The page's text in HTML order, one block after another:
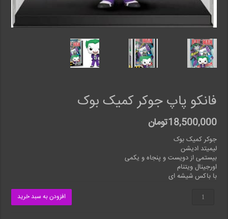
فانکو پاپ جوکر کمیک بوک
18,500,000تومان
جوکر کمیک بوک
لیمیتد ادیشن
بیستمی از دویست و پنجاه و یکمی
اورجینال ویتنام
با باکس شیشه ای
افزودن به سبد خرید